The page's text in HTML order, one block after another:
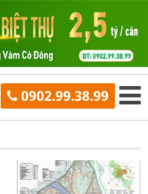
0902.99.38.99